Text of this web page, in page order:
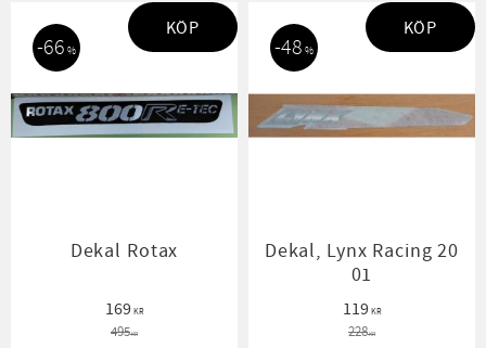
Dekal Rotax
169KR
495KR
66 %
KÖP
Dekal, Lynx Racing 20
01
119KR
228KR
48 %
KÖP